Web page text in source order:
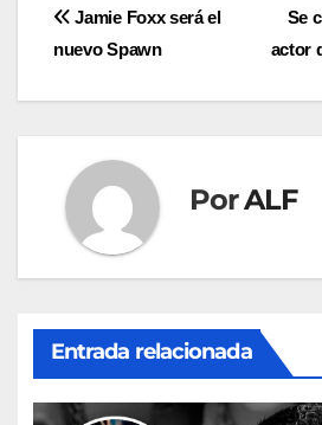
Navegación
Se
actor
Jamie Foxx será el
nuevo Spawn
PorALF
Entrada relacionada